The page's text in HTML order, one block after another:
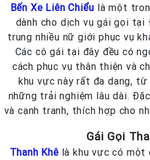
Bến Xe Liên Chiểu là một
dành cho dịch vụ gái gọi tại
trung nhiều nữ giới phục vụ
Các cô gái tại đây đều có
cách phục vụ thân thiện và
khu vực này rất đa dạng, từ
những trải nghiệm lâu dài.
và cạnh tranh, thích hợp cho
Gái Gọi
Thanh Khêlà khu vực có một